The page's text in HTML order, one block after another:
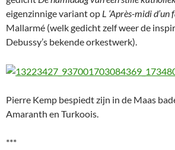
eigenzinnige variant op L ‘Après-midi d’un
Mallarmé (welk gedicht zelf weer de
Debussy’s bekende orkestwerk).
Pierre Kemp bespiedt zijn in de Maas
Amaranth en Turkoois.
***